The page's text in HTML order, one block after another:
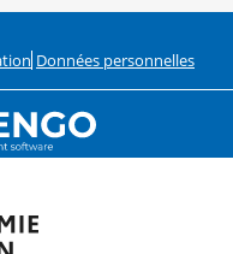
Données personnelles